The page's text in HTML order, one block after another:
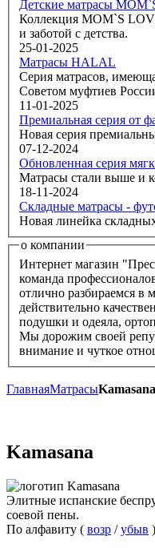
Детские матрасы
Коллекция MOM`S
и заботой с детства.
25-01-2025
Матрасы HALAL
Серия матрасов,
Советом муфтиев
11-01-2025
Премиальная серия от
Новая серия
07-12-2024
Обновленная серия
Матрасы стали выше и
18-11-2024
Складные матрасы -
Новая линейка
о компании
Интернет магазин
команда
отлично разбираемся в
действительно
подушки и одеяла,
Мы дорожим своей
внимание и чуткое
ГлавнаяМатрасыKamasana
Kamasana
Элитные испанские
соевой пены.
По алфавиту ( возр /убыв